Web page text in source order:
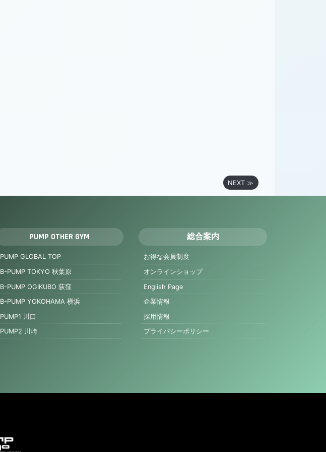
NEXT ≫
PUMP OTHER GYM
PUMP GLOBAL TOP
B-PUMP TOKYO 秋葉原
B-PUMP OGIKUBO 荻窪
B-PUMP YOKOHAMA 横浜
PUMP1 川口
PUMP2 川崎
総合案内
お得な会員制度
オンラインショップ
English Page
企業情報
採用情報
プライバシーポリシー